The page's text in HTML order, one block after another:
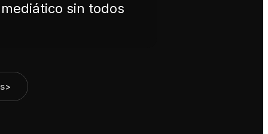
sin todos
>